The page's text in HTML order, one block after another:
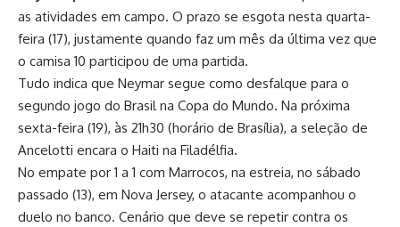
as atividades em campo. O prazo se esgota nesta quarta-
feira (17), justamente quando faz um mês da última vez que
o camisa 10 participou de uma partida.
Tudo indica que Neymar segue como desfalque para o
segundo jogo do Brasil na Copa do Mundo. Na próxima
sexta-feira (19), às 21h30 (horário de Brasília), a seleção de
Ancelotti encara o Haiti na Filadélfia.
No empate por 1 a 1 com Marrocos, na estreia, no sábado
passado (13), em Nova Jersey, o atacante acompanhou o
duelo no banco. Cenário que deve se repetir contra os